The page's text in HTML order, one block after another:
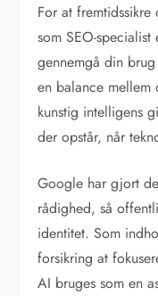
For at
som SEO-
gennemgå din
en balance mellem
kunstig intelligens
der opstår, når
Google har gjort
rådighed, så
identitet. Som
forsikring at
AI bruges som en